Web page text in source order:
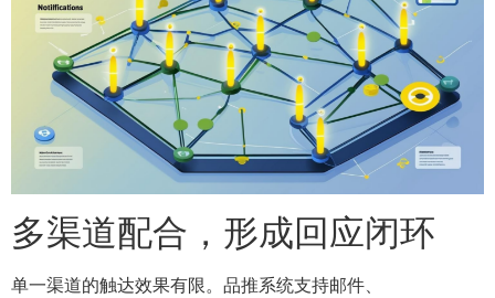
多渠道配合，形成回应闭环
单一渠道的触达效果有限。品推系统支持邮件、